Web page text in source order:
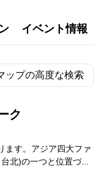
イベント情報
ップの高度な検索
ク
ます。アジア四大ファ
北)の一つと位置づ...